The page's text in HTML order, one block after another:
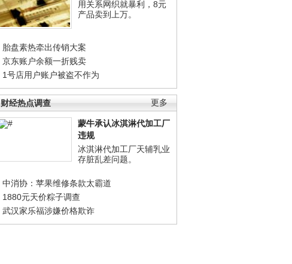
用关系网织就暴利，8元
产品卖到上万。
胎盘素热牵出传销大案
京东账户余额一折贱卖
1号店用户账户被盗不作为
更多
财经热点调查
蒙牛承认冰淇淋代加工厂
违规
冰淇淋代加工厂天辅乳业
存脏乱差问题。
中消协：苹果维修条款太霸道
1880元天价粽子调查
武汉家乐福涉嫌价格欺诈